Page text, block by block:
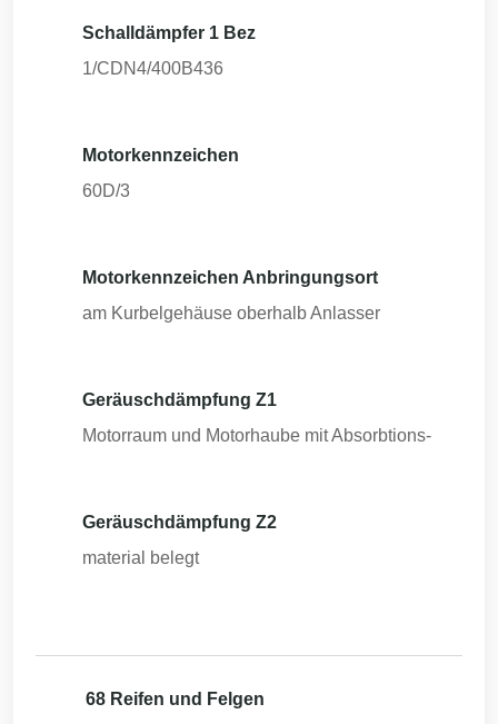
Schalldämpfer 1 Bez
1/CDN4/400B436
Motorkennzeichen
60D/3
Motorkennzeichen Anbringungsort
am Kurbelgehäuse oberhalb Anlasser
Geräuschdämpfung Z1
Motorraum und Motorhaube mit Absorbtions-
Geräuschdämpfung Z2
material belegt
68 Reifen und Felgen